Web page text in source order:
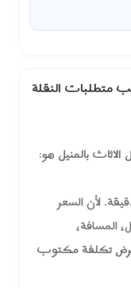
متطلبات النقلة
بالمنيلهو:
لأن السعر
المسافة،
تكلفة مكتوب